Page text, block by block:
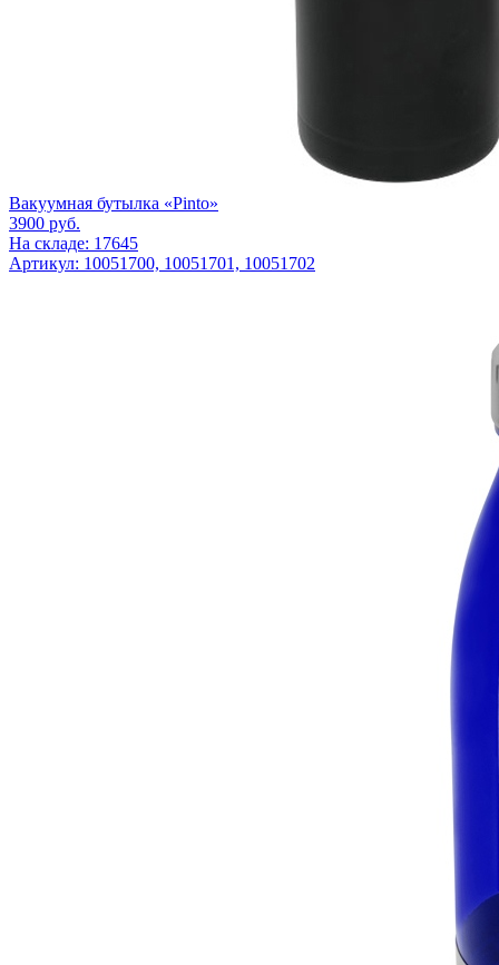
Вакуумная бутылка «Pinto»
3900 руб.
На складе: 17645
Артикул: 10051700, 10051701, 10051702